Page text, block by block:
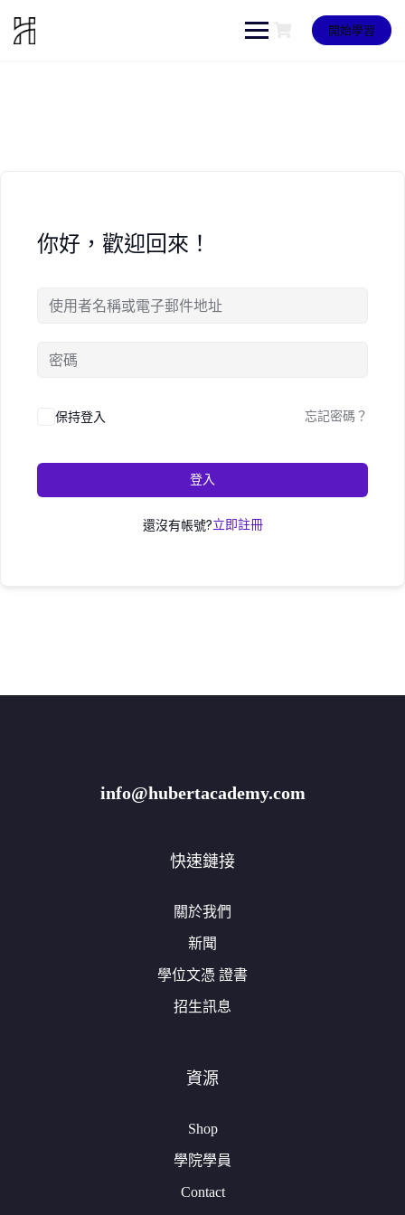
content
開始學習
你好，歡迎回來！
保持登入 忘記密碼？
登入
還沒有帳號?立即註冊
info@hubertacademy.com
快速鏈接
關於我們
新聞
學位文憑 證書
招生訊息
資源
Shop
學院學員
Contact